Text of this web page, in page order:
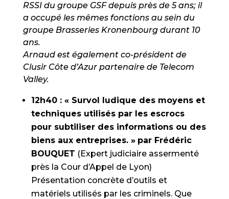
RSSI du groupe GSF depuis près de 5 ans; il
a occupé les mêmes fonctions au sein du
groupe Brasseries Kronenbourg durant 10
ans.
Arnaud est également co-président de
Clusir Côte d’Azur partenaire de Telecom
Valley.
12h40 : « Survol ludique des moyens et
techniques utilisés par les escrocs
pour subtiliser des informations ou des
biens aux entreprises. » par Frédéric
BOUQUET (Expert judiciaire assermenté
près la Cour d’Appel de Lyon)
Présentation concrète d’outils et
matériels utilisés par les criminels. Que